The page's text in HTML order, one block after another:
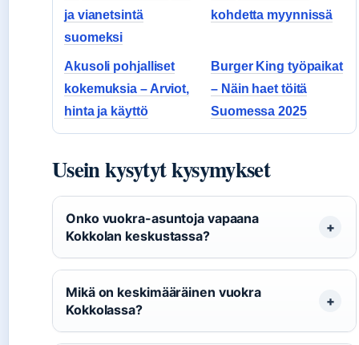
ja vianetsintä
suomeksi
kohdetta myynnissä
Akusoli pohjalliset
kokemuksia – Arviot,
hinta ja käyttö
Burger King työpaikat
– Näin haet töitä
Suomessa 2025
Usein kysytyt kysymykset
Onko vuokra-asuntoja vapaana
Kokkolan keskustassa?
Mikä on keskimääräinen vuokra
Kokkolassa?